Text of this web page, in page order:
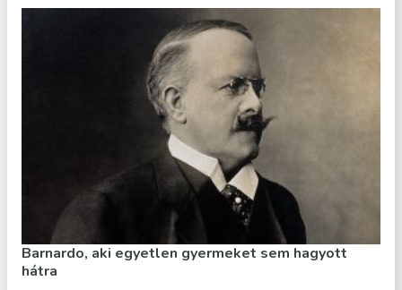
Barnardo, aki egyetlen gyermeket sem hagyott
hátra